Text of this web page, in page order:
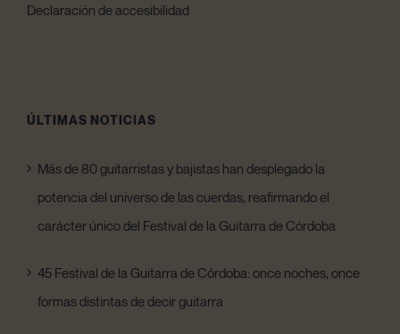
Declaración de accesibilidad
ÚLTIMAS NOTICIAS
Más de 80 guitarristas y bajistas han desplegado la
potencia del universo de las cuerdas, reafirmando el
carácter único del Festival de la Guitarra de Córdoba
45 Festival de la Guitarra de Córdoba: once noches, once
formas distintas de decir guitarra